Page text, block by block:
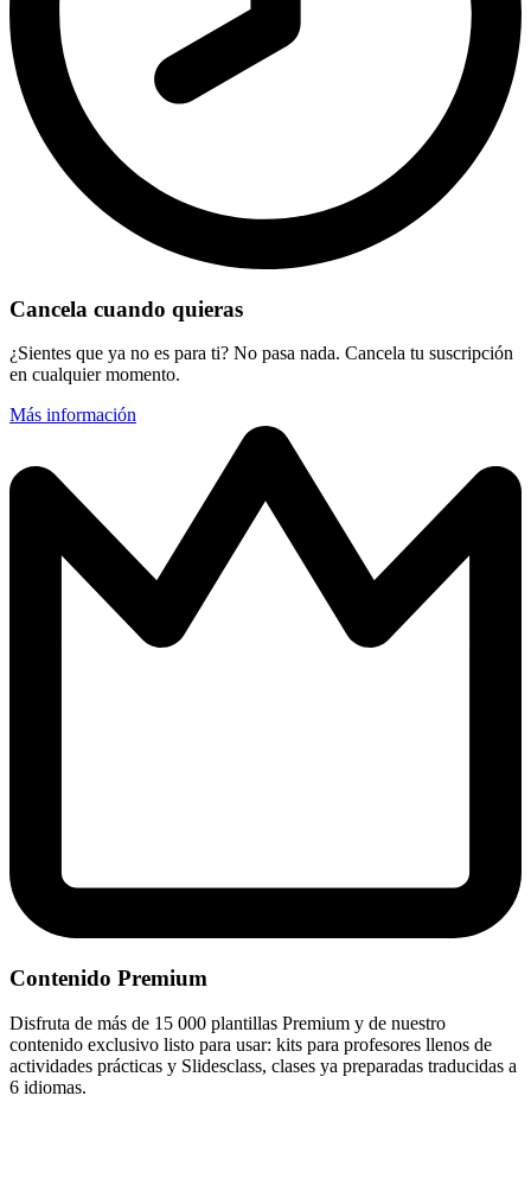
Cancela cuando quieras
¿Sientes que ya no es para ti? No pasa nada. Cancela tu suscripción
en cualquier momento.
Más información
Contenido Premium
Disfruta de más de 15 000 plantillas Premium y de nuestro
contenido exclusivo listo para usar: kits para profesores llenos de
actividades prácticas y Slidesclass, clases ya preparadas traducidas a
6 idiomas.